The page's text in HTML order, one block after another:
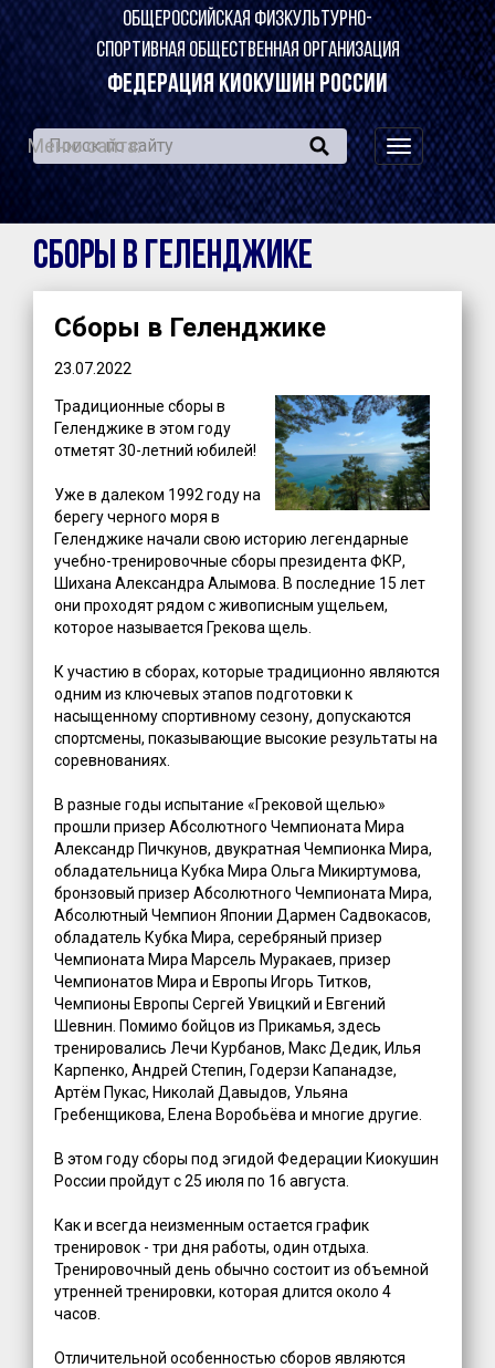
ОБЩЕРОССИЙСКАЯ ФИЗКУЛЬТУРНО-
СПОРТИВНАЯ ОБЩЕСТВЕННАЯ ОРГАНИЗАЦИЯ
ФЕДЕРАЦИЯ КИОКУШИН РОССИИ
навигация
по
сайту
Меню сайта:
Сборы в Геленджике
Сборы в Геленджике
23.07.2022
Традиционные сборы в
Геленджике в этом году
отметят 30-летний юбилей!
Уже в далеком 1992 году на
берегу черного моря в
Геленджике начали свою историю легендарные
учебно-тренировочные сборы президента ФКР,
Шихана Александра Алымова. В последние 15 лет
они проходят рядом с живописным ущельем,
которое называется Грекова щель.
К участию в сборах, которые традиционно являются
одним из ключевых этапов подготовки к
насыщенному спортивному сезону, допускаются
спортсмены, показывающие высокие результаты на
соревнованиях.
В разные годы испытание «Грековой щелью»
прошли призер Абсолютного Чемпионата Мира
Александр Пичкунов, двукратная Чемпионка Мира,
обладательница Кубка Мира Ольга Микиртумова,
бронзовый призер Абсолютного Чемпионата Мира,
Абсолютный Чемпион Японии Дармен Садвокасов,
обладатель Кубка Мира, серебряный призер
Чемпионата Мира Марсель Муракаев, призер
Чемпионатов Мира и Европы Игорь Титков,
Чемпионы Европы Сергей Увицкий и Евгений
Шевнин. Помимо бойцов из Прикамья, здесь
тренировались Лечи Курбанов, Макс Дедик, Илья
Карпенко, Андрей Степин, Годерзи Капанадзе,
Артëм Пукас, Николай Давыдов, Ульяна
Гребенщикова, Елена Воробьëва и многие другие.
В этом году сборы под эгидой Федерации Киокушин
России пройдут с 25 июля по 16 августа.
Как и всегда неизменным остается график
тренировок - три дня работы, один отдыха.
Тренировочный день обычно состоит из объемной
утренней тренировки, которая длится около 4
часов.
Отличительной особенностью сборов являются